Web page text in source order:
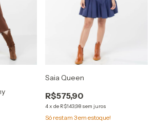
Saia Queen
R$575,90
4x de R$143,98 sem juros
Só restam 3em estoque!